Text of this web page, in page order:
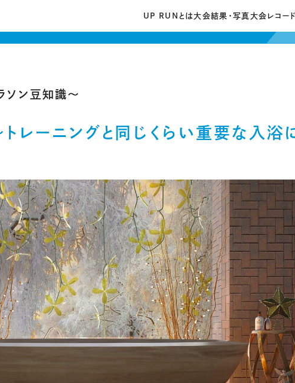
UP RUNとは大会結果・写真大会レコード
ソン豆知識〜
トレーニングと同じくらい重要な入浴